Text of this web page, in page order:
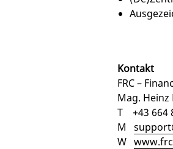
Kontakt
FRC –
Mag.
T +43
M
W